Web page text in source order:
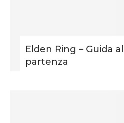
Elden Ring – Guida
partenza